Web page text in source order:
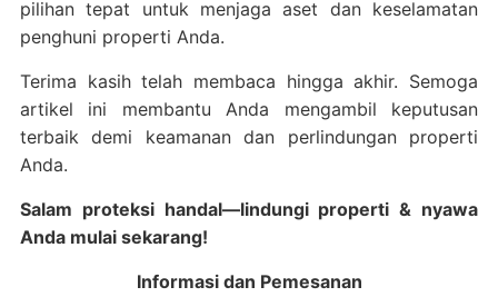
pilihan tepat untuk menjaga aset dan keselamatan
penghuni properti Anda.
Terima kasih telah membaca hingga akhir. Semoga
artikel ini membantu Anda mengambil keputusan
terbaik demi keamanan dan perlindungan properti
Anda.
Salam proteksi handal—lindungi properti & nyawa
Anda mulai sekarang!
Informasi dan Pemesanan